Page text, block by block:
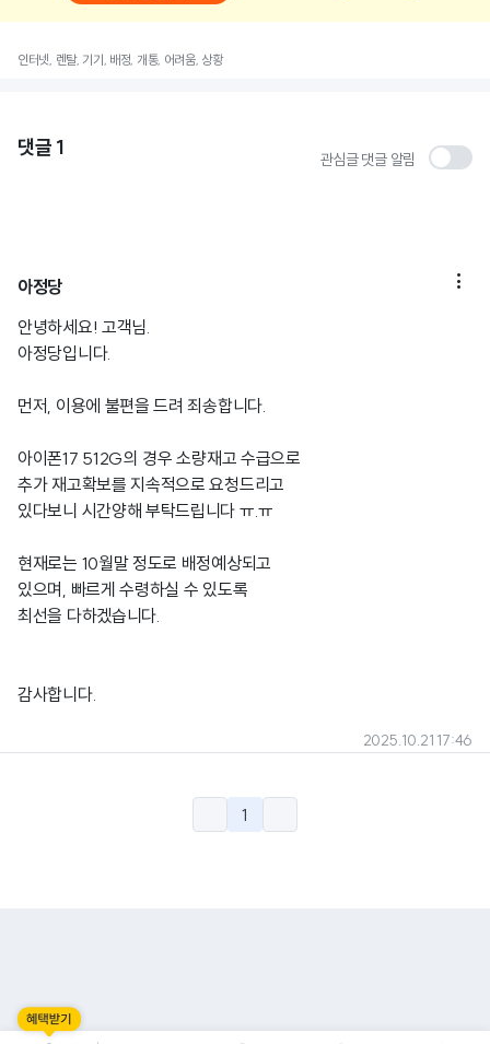
인터넷, 렌탈, 기기, 배정, 개통, 어려움, 상황
댓글 1 관심글 댓글 알림
아정당 
안녕하세요! 고객님.
아정당입니다.
먼저, 이용에 불편을 드려 죄송합니다.
아이폰17 512G의 경우 소량재고 수급으로
추가 재고확보를 지속적으로 요청드리고
있다보니 시간양해 부탁드립니다 ㅠ.ㅠ
현재로는 10월말 정도로 배정예상되고
있으며, 빠르게 수령하실 수 있도록
최선을 다하겠습니다.
감사합니다.
2025.10.21 17:46
1